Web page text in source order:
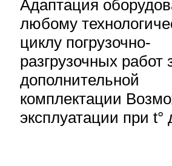
Адаптация
любому
циклу погрузочно-
разгрузочных работ
дополнительной
комплектации
эксплуатации при t°